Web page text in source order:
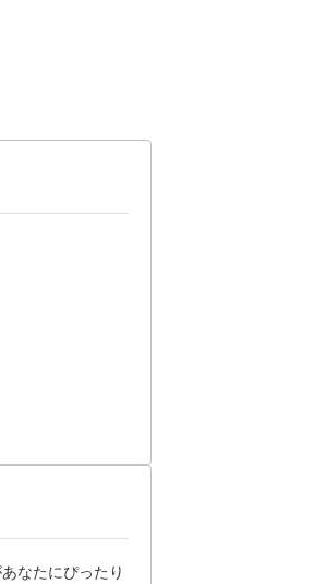
なたにぴったり